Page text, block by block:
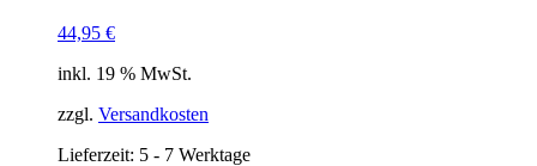
44,95 €
inkl. 19 % MwSt.
zzgl. Versandkosten
Lieferzeit: 5 - 7 Werktage